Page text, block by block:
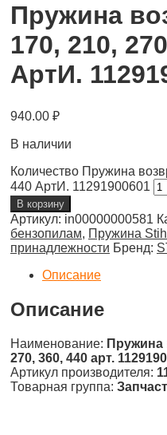
Пружина
170, 210,
АртИ.
940.00 ₽
В наличии
Количество Пружина
440 АртИ. 11291900601
В корзину
Артикул: in00000000581
бензопилам, Пружина Stihl
принадлежности Бренд:
Описание
Описание
Наименование: Пружина
270, 360, 440 арт.
Артикул производителя:
Товарная группа: